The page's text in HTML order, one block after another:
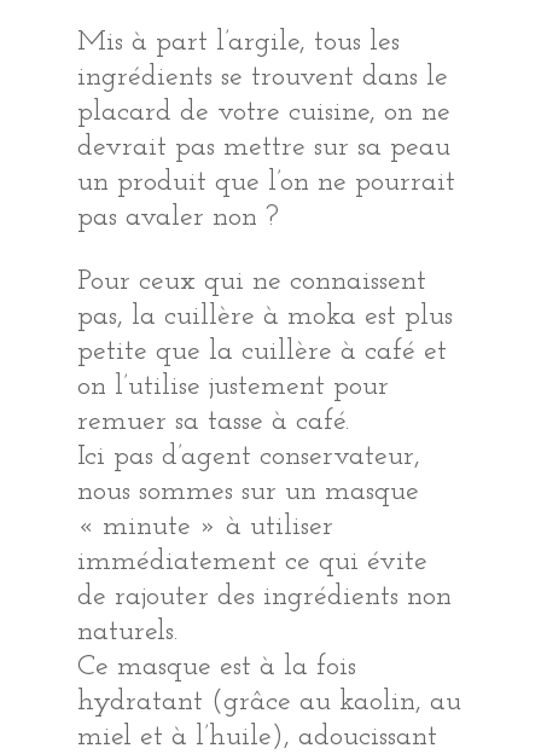
Mis à part l’argile, tous les
ingrédients se trouvent dans le
placard de votre cuisine, on ne
devrait pas mettre sur sa peau
un produit que l’on ne pourrait
pas avaler non ?
Pour ceux qui ne connaissent
pas, la cuillère à moka est plus
petite que la cuillère à café et
on l’utilise justement pour
remuer sa tasse à café.
Ici pas d’agent conservateur,
nous sommes sur un masque
« minute » à utiliser
immédiatement ce qui évite
de rajouter des ingrédients non
naturels.
Ce masque est à la fois
hydratant (grâce au kaolin, au
miel et à l’huile), adoucissant